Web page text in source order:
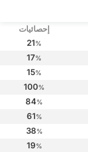
إحصائيات
21%
17%
15%
100%
84%
61%
38%
19%